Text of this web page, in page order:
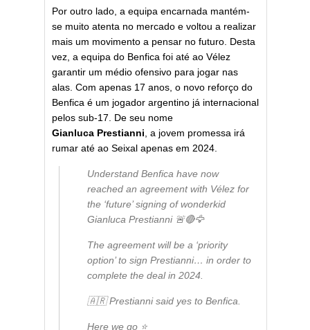
Por outro lado, a equipa encarnada mantém-
se muito atenta no mercado e voltou a realizar
mais um movimento a pensar no futuro. Desta
vez, a equipa do Benfica foi até ao Vélez
garantir um médio ofensivo para jogar nas
alas. Com apenas 17 anos, o novo reforço do
Benfica é um jogador argentino já internacional
pelos sub-17. De seu nome
Gianluca Prestianni , a jovem promessa irá
rumar até ao Seixal apenas em 2024.
Understand Benfica have now
reached an agreement with Vélez for
the ‘future’ signing of wonderkid
Gianluca Prestianni 🚨🔴🦅
The agreement will be a ‘priority
option’ to sign Prestianni… in order to
complete the deal in 2024.
🇦🇷 Prestianni said yes to Benfica.
Here we go ⭐️